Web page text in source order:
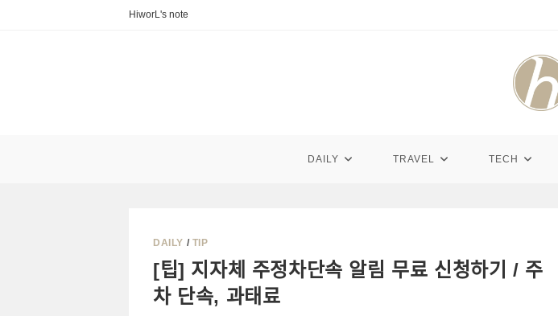
HiworL's note
DAILY TRAVEL TECH
DAILY / TIP
[팁] 지자체 주정차단속 알림 무료 신청하기 / 주
차 단속, 과태료